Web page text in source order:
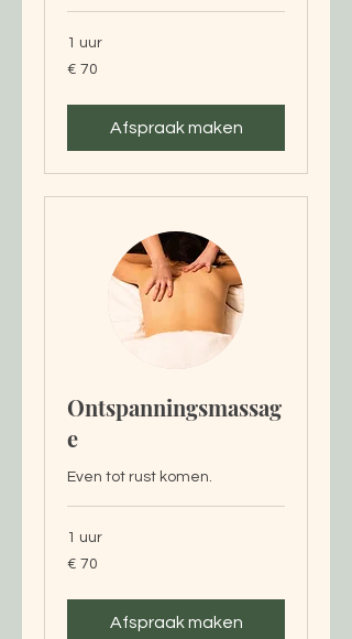
1 uur
70
euro
€ 70
Afspraak maken
Ontspanningsmassag
e
Even tot rust komen.
1 uur
70
euro
€ 70
Afspraak maken